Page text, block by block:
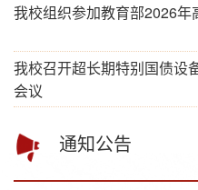
我校组织参加教育部2026
我校召开超长期特别国债设
会议
通知公告